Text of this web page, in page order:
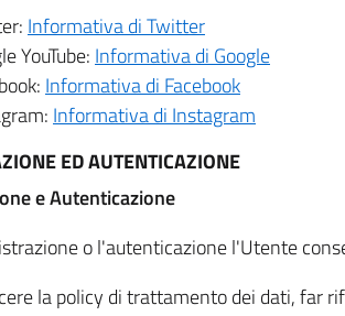
Informativa di Twitter
YouTube: Informativa di Google
Informativa di Facebook
Informativa di Instagram
ED AUTENTICAZIONE
e Autenticazione
o l'autenticazione l'Utente
la policy di trattamento dei dati, far